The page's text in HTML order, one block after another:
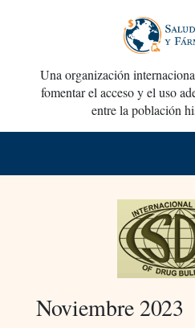
Una organización
fomentar el acceso y el uso
entre la población
Noviembre 2023